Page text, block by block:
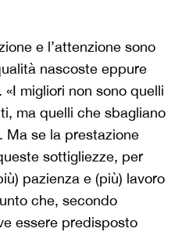
e l’attenzione sono
nascoste eppure
migliori non sono quelli
ma quelli che sbagliano
Ma se la prestazione
sottigliezze, per
pazienza e (più) lavoro
che, secondo
essere predisposto